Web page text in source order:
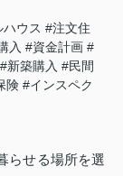
ウス #注文住
入 #資金計画 #
#新築購入 #民間
険 #インスペク
らせる場所を選